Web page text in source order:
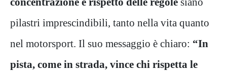
pilastri imprescindibili, tanto nella vita quanto
nel motorsport. Il suo messaggio è chiaro: “In
pista, come in strada, vince chi rispetta le